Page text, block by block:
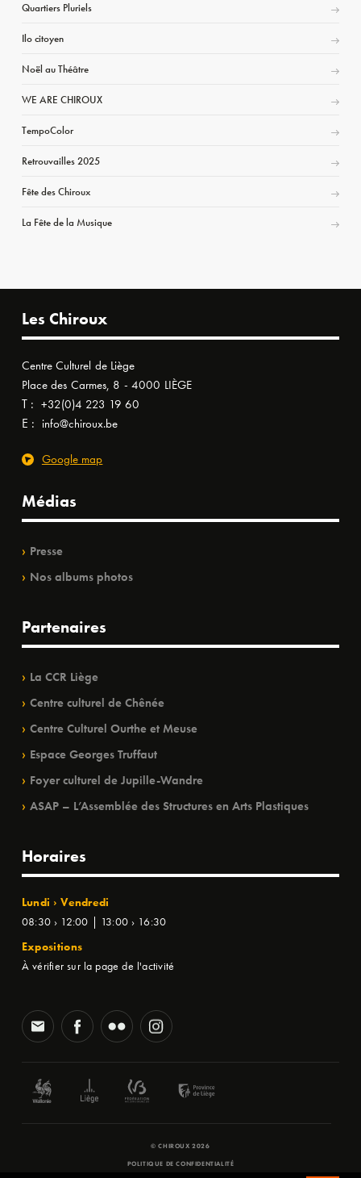
Quartiers Pluriels
Ilo citoyen
Noël au Théâtre
WE ARE CHIROUX
TempoColor
Retrouvailles 2025
Fête des Chiroux
La Fête de la Musique
Les Chiroux
Centre Culturel de Liège
Place des Carmes, 8 - 4000 LIÈGE
T : +32(0)4 223 19 60
E : info@chiroux.be
Google map
Médias
Presse
Nos albums photos
Partenaires
La CCR Liège
Centre culturel de Chênée
Centre Culturel Ourthe et Meuse
Espace Georges Truffaut
Foyer culturel de Jupille-Wandre
ASAP – L’Assemblée des Structures en Arts Plastiques
Horaires
Lundi › Vendredi
08:30 › 12:00 | 13:00 › 16:30
Expositions
À vérifier sur la page de l'activité
© CHIROUX 2026
POLITIQUE DE CONFIDENTIALITÉ